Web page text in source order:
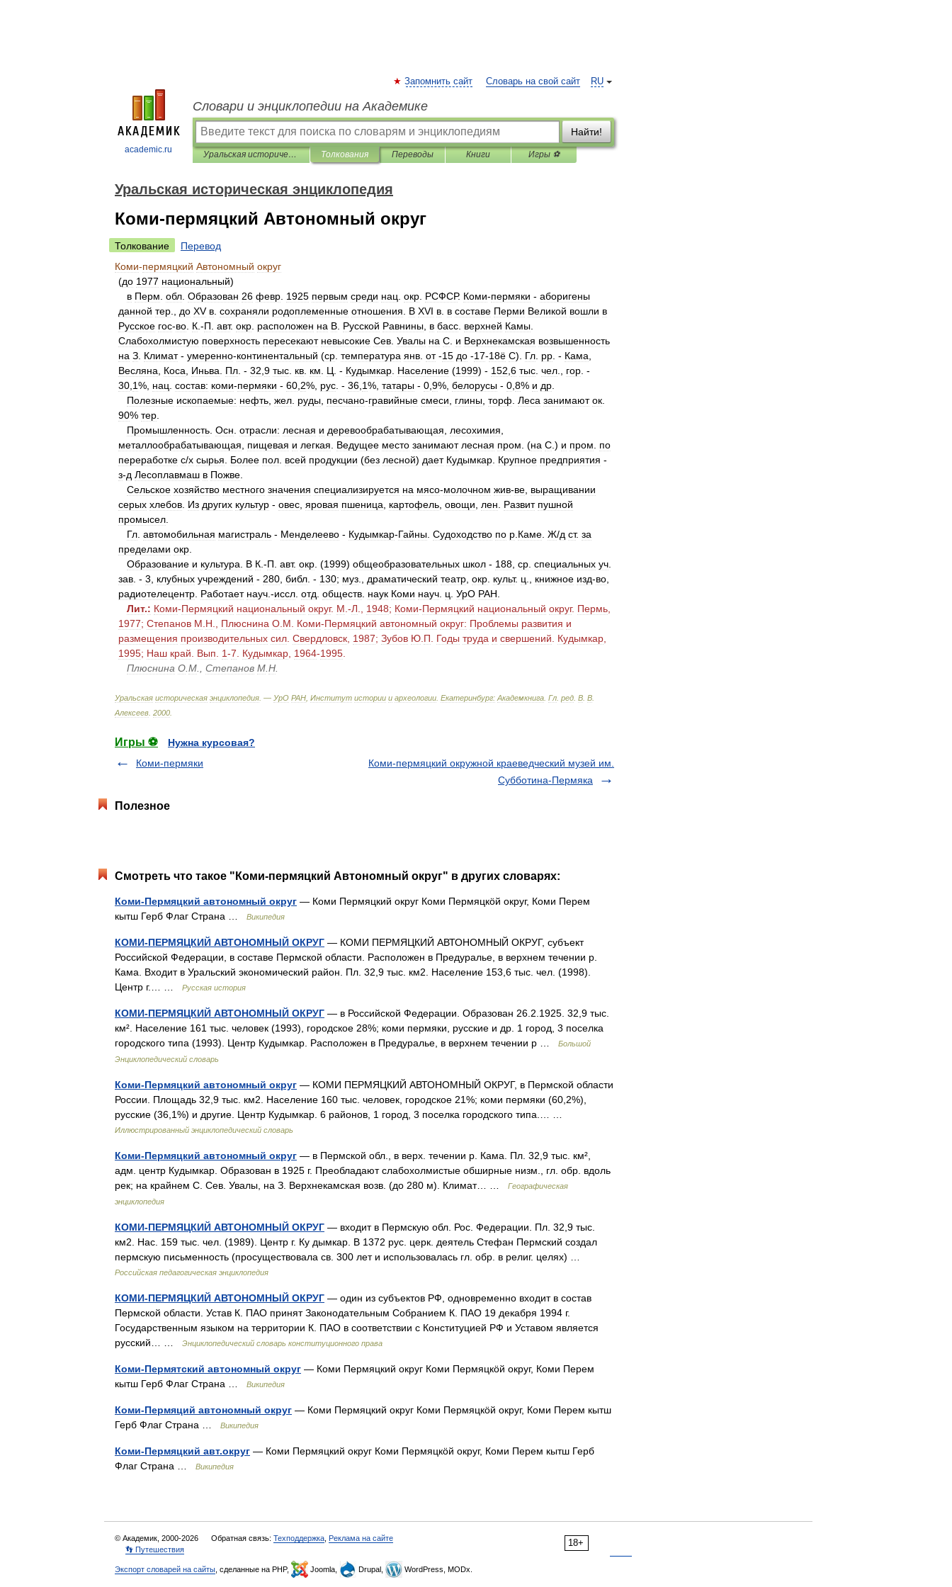
academic.ru
RU
Запомнить сайт Словарь на свой сайт
Словари и энциклопедии на Академике
Найти!
Уральская историческая энциклопедия Толкования Переводы Книги Игры ⚽
Уральская историческая энциклопедия
Коми-пермяцкий Автономный округ
Толкование
Перевод
Коми-пермяцкий Автономный округ
(до 1977 национальный)
в Перм обл Образован 26 февр 1925 первым среди нац окр РСФСР. Коми-пермяки - аборигены
данной тер до XV в сохраняли родоплеменные отношения В XVI в в составе Перми Великой вошли в
Русское гос-во К .-П авт. окр расположен на В Русской Равнины в басс верхней Камы
Слабохолмистую поверхность пересекают невысокие Сев Увалы на С и Верхнекамская возвышенность
на З Климат- умеренно-континентальный (ср температура янв от-15 до -17-18ё С). Гл рр . - Кама
Весляна
Коса Иньва Пл . - 32 9 тыс кв км Ц . - Кудымкар Население (1999) - 152 6 тыс чел гор . -
30 1%, нац состав: коми-пермяки - 60 2%, рус . - 36 1%, татары - 0 9%, белорусы - 0 8% и др
Полезные ископаемые: нефть жел руды песчано-гравийные смеси глины торф Леса занимают ок
90% тер
Промышленность Осн отрасли: лесная и деревообрабатывающая лесохимия
металлообрабатывающая
пищевая и легкая Ведущее место занимают лесная пром . (на С .) и пром
по
переработке с/х сырья Более пол всей продукции (без лесной) дает Кудымкар Крупное предприятия -
з-д Лесоплавмаш в Пожве
Сельское хозяйство местного значения специализируется на мясо-молочном жив-ве выращивании
серых хлебов Из других культур - овес яровая пшеница картофель овощи лен Развит пушной
промысел
Гл автомобильная магистраль - Менделеево - Кудымкар-Гайны Судоходство по р Каме Ж/д ст. за
пределами окр
Образование и культура В К .-П авт. окр . (1999) общеобразовательных школ - 188 ср специальных уч
зав . - 3 клубных учреждений - 280 библ . - 130; муз драматический театр окр культ. ц книжное изд-во
радиотелецентр Работает науч .-иссл отд обществ наук Коми науч ц УрО РАН
Лит.: Коми-Пермяцкий национальный округ. М .-Л 1948; Коми-Пермяцкий национальный округ. Пермь
1977; Степанов М Н Плюснина О М Коми-Пермяцкий автономный округ: Проблемы развития и
размещения производительных сил Свердловск 1987; Зубов Ю П Годы труда и свершений Кудымкар
1995; Наш край Вып 1-7 Кудымкар 1964-1995
Плюснина О М Степанов М Н
Уральская историческая энциклопедия . — УрО РАН Институт истории и археологии Екатеринбург: Академкнига Гл ред В В
Алексеев 2000
Игры ⚽
Нужна курсовая?
Коми-пермяки
Коми-пермяцкий окружной краеведческий музей им.
Субботина-Пермяка
Полезное
Смотреть что такое "Коми-пермяцкий Автономный округ" в других словарях:
Коми-Пермяцкий автономный округ — Коми Пермяцкий округ Коми Пермяцкöй округ, Коми Перем
кытш Герб Флаг Страна …
Википедия
КОМИ-ПЕРМЯЦКИЙ АВТОНОМНЫЙ ОКРУГ — КОМИ ПЕРМЯЦКИЙ АВТОНОМНЫЙ ОКРУГ, субъект
Российской Федерации, в составе Пермской области. Расположен в Предуралье, в верхнем течении р.
Кама. Входит в Уральский экономический район. Пл. 32,9 тыс. км2. Население 153,6 тыс. чел. (1998).
Центр г.… …
Русская история
КОМИ-ПЕРМЯЦКИЙ АВТОНОМНЫЙ ОКРУГ — в Российской Федерации. Образован 26.2.1925. 32,9 тыс.
км². Население 161 тыс. человек (1993), городское 28%; коми пермяки, русские и др. 1 город, 3 поселка
городского типа (1993). Центр Кудымкар. Расположен в Предуралье, в верхнем течении р …
Большой
Энциклопедический словарь
Коми-Пермяцкий автономный округ — КОМИ ПЕРМЯЦКИЙ АВТОНОМНЫЙ ОКРУГ, в Пермской области
России. Площадь 32,9 тыс. км2. Население 160 тыс. человек, городское 21%; коми пермяки (60,2%),
русские (36,1%) и другие. Центр Кудымкар. 6 районов, 1 город, 3 поселка городского типа.… …
Иллюстрированный энциклопедический словарь
Коми-Пермяцкий автономный округ — в Пермской обл., в верх. течении р. Кама. Пл. 32,9 тыс. км²,
адм. центр Кудымкар. Образован в 1925 г. Преобладают слабохолмистые обширные низм., гл. обр. вдоль
рек; на крайнем С. Сев. Увалы, на З. Верхнекамская возв. (до 280 м). Климат… …
Географическая
энциклопедия
КОМИ-ПЕРМЯЦКИЙ АВТОНОМНЫЙ ОКРУГ — входит в Пермскую обл. Рос. Федерации. Пл. 32,9 тыс.
км2. Нас. 159 тыс. чел. (1989). Центр г. Ку дымкар. В 1372 рус. церк. деятель Стефан Пермский создал
пермскую письменность (просуществовала св. 300 лет и использовалась гл. обр. в религ. целях) …
Российская педагогическая энциклопедия
КОМИ-ПЕРМЯЦКИЙ АВТОНОМНЫЙ ОКРУГ — один из субъектов РФ, одновременно входит в состав
Пермской области. Устав К. ПАО принят Законодательным Собранием К. ПАО 19 декабря 1994 г.
Государственным языком на территории К. ПАО в соответствии с Конституцией РФ и Уставом является
русский… …
Энциклопедический словарь конституционного права
Коми-Пермятский автономный округ — Коми Пермяцкий округ Коми Пермяцкöй округ, Коми Перем
кытш Герб Флаг Страна …
Википедия
Коми-Пермяций автономный округ — Коми Пермяцкий округ Коми Пермяцкöй округ, Коми Перем кытш
Герб Флаг Страна …
Википедия
Коми-Пермяцкий авт.округ — Коми Пермяцкий округ Коми Пермяцкöй округ, Коми Перем кытш Герб
Флаг Страна …
Википедия
18+
© Академик, 2000-2026 Обратная связь: Техподдержка Реклама на сайте
👣 Путешествия
Экспорт словарей на сайты , сделанные на PHP, Joomla, Drupal, WordPress, MODx.